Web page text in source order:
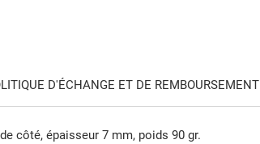
D'ÉCHANGE ET DE REMBOURSEMENT
côté, épaisseur 7 mm, poids 90 gr.